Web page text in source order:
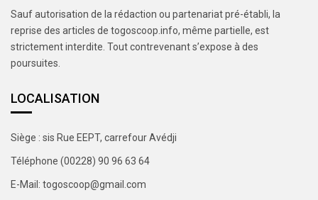
Sauf autorisation de la rédaction ou partenariat pré-établi, la
reprise des articles de togoscoop.info, même partielle, est
strictement interdite. Tout contrevenant s’expose à des
poursuites.
LOCALISATION
Siège : sis Rue EEPT, carrefour Avédji
Téléphone (00228) 90 96 63 64
E-Mail: togoscoop@gmail.com